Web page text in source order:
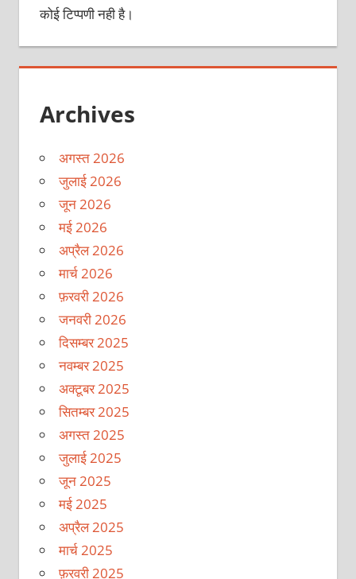
कोई टिप्पणी नही है।
Archives
अगस्त 2026
जुलाई 2026
जून 2026
मई 2026
अप्रैल 2026
मार्च 2026
फ़रवरी 2026
जनवरी 2026
दिसम्बर 2025
नवम्बर 2025
अक्टूबर 2025
सितम्बर 2025
अगस्त 2025
जुलाई 2025
जून 2025
मई 2025
अप्रैल 2025
मार्च 2025
फ़रवरी 2025